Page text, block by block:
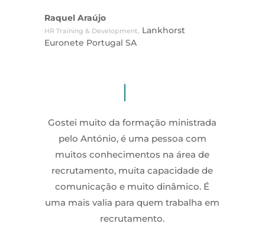
Raquel Araújo
HR Training & Development, Lankhorst
Euronete Portugal SA
Gostei muito da formação ministrada
pelo António, é uma pessoa com
muitos conhecimentos na área de
recrutamento, muita capacidade de
comunicação e muito dinâmico. É
uma mais valia para quem trabalha em
recrutamento.